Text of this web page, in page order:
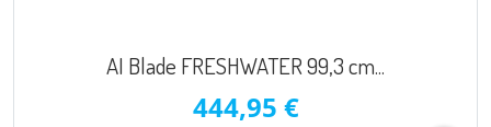
AI Blade FRESHWATER 99,3 cm...
444,95 €